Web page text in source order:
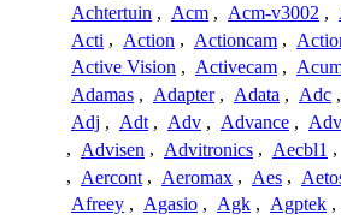
Achtertuin , Acm , Acm-v3002 ,
Acti , Action , Actioncam ,
Active Vision , Activecam ,
Adamas , Adapter , Adata , Adc ,
Adj , Adt , Adv , Advance ,
, Advisen , Advitronics , Aecbl1 ,
, Aercont , Aeromax , Aes ,
Afreey , Agasio , Agk , Agptek ,